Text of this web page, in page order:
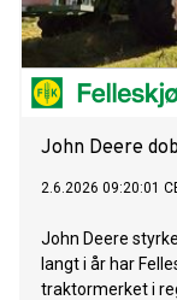
John Deere
2.6.2026 09:20:01
John Deere
langt i år har
traktormerket i